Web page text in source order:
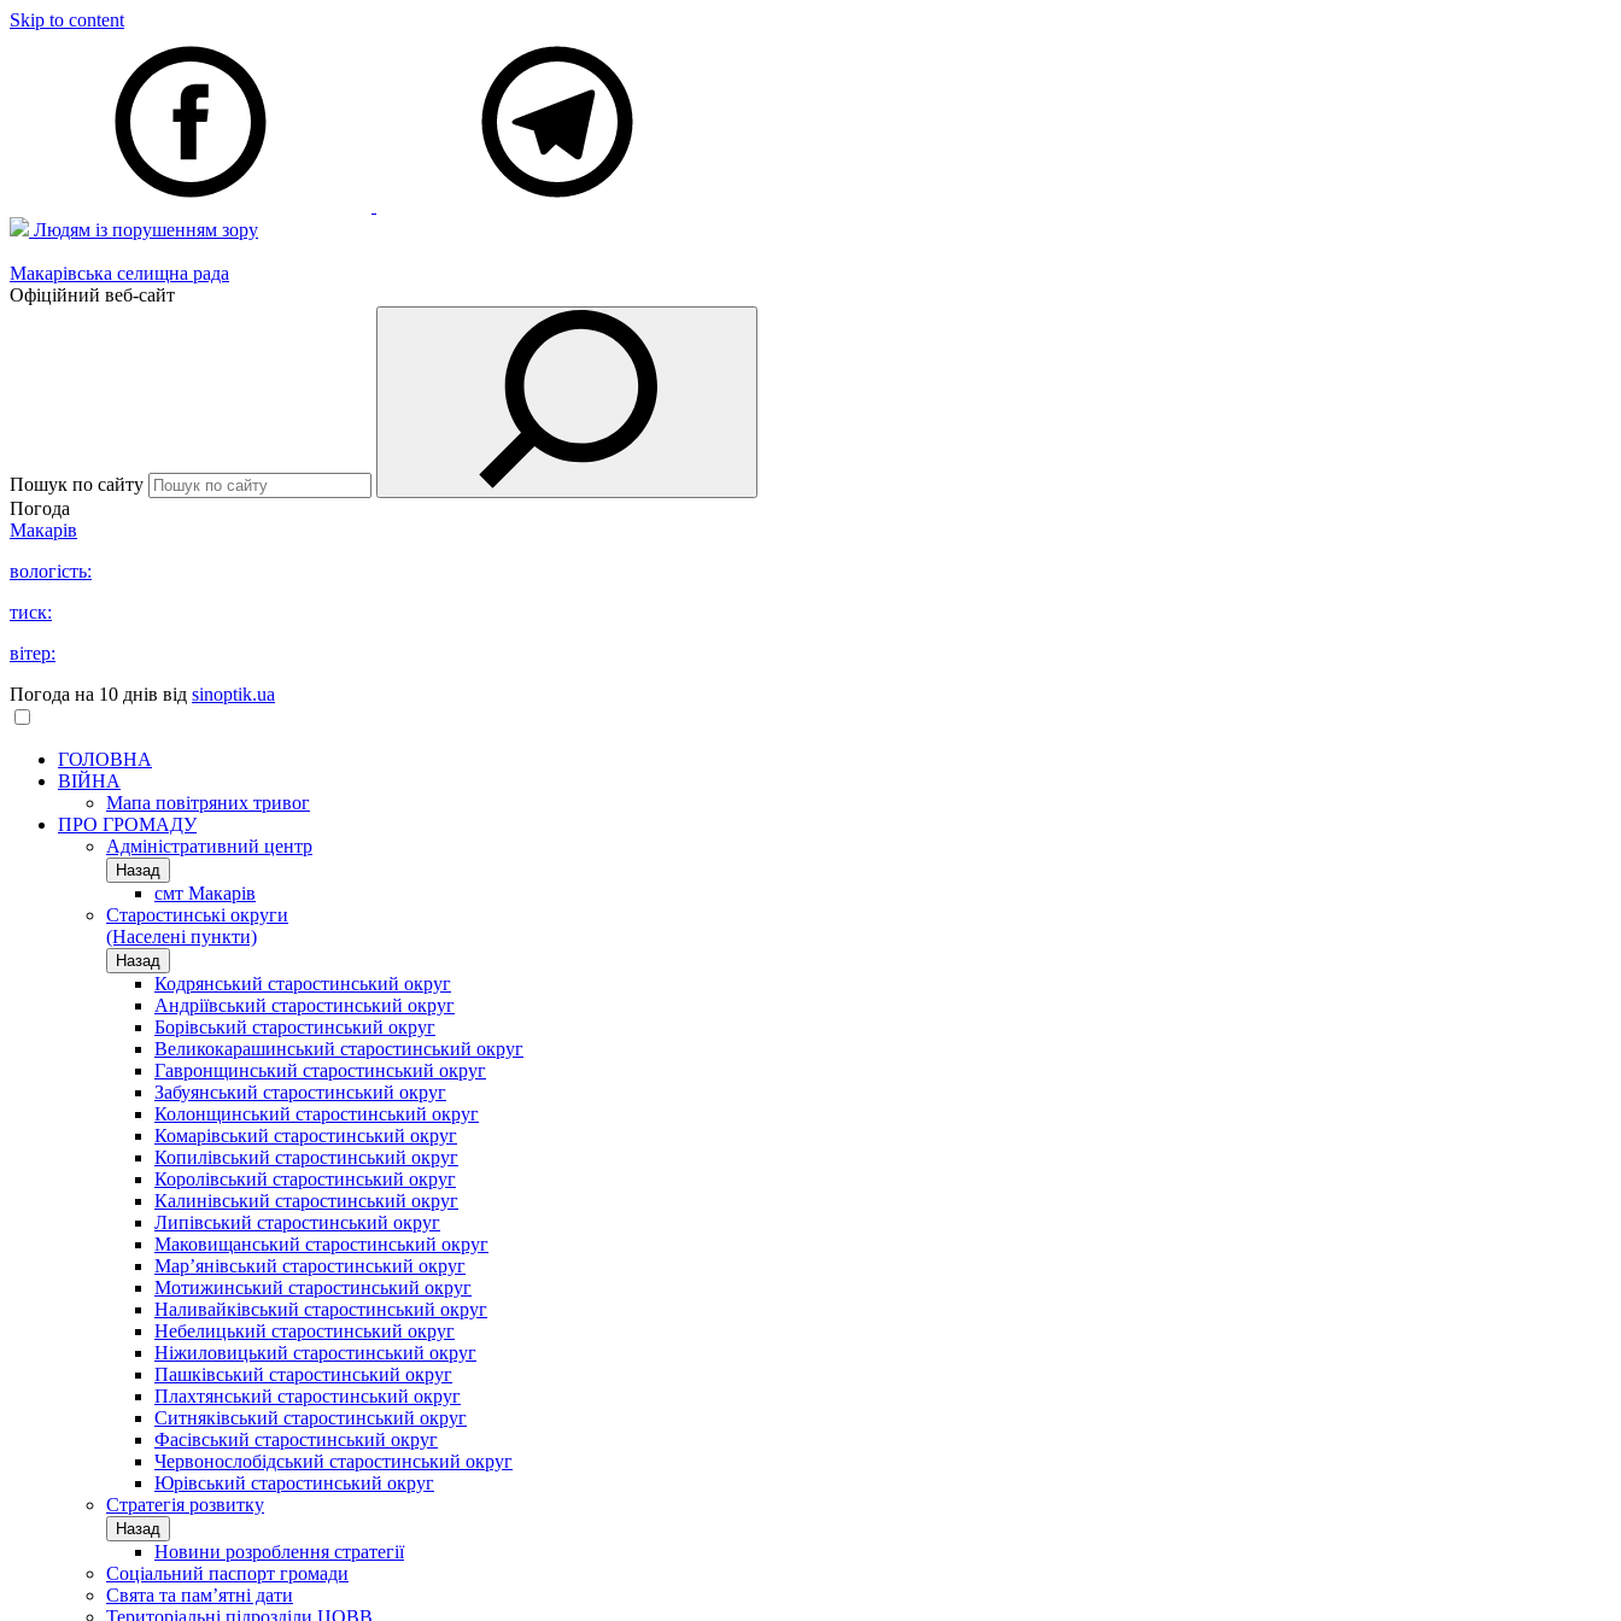
Skip to content
Людям із порушенням зору
Макарівська селищна рада
Офіційний веб-сайт
Пошук по сайту
Погода
Макарів
вологість:
тиск:
вітер:
Погода на 10 днів від sinoptik.ua
ГОЛОВНА
ВІЙНА
Мапа повітряних тривог
ПРО ГРОМАДУ
Aдміністративний центр
Назад
смт Макарів
Старостинські округи
(Населені пункти)
Назад
Кодрянський старостинський округ
Андріївський старостинський округ
Борівський старостинський округ
Великокарашинський старостинський округ
Гавронщинський старостинський округ
Забуянський старостинський округ
Колонщинський старостинський округ
Комарівський старостинський округ
Копилівський старостинський округ
Королівський старостинський округ
Калинівський старостинський округ
Липівський старостинський округ
Маковищанський старостинський округ
Мар’янівський старостинський округ
Мотижинський старостинський округ
Наливайківський старостинський округ
Небелицький старостинський округ
Ніжиловицький старостинський округ
Пашківський старостинський округ
Плахтянський старостинський округ
Ситняківський старостинський округ
Фасівський старостинський округ
Червонослобідський старостинський округ
Юрівський старостинський округ
Стратегія розвитку
Назад
Новини розроблення стратегії
Соціальний паспорт громади
Свята та пам’ятні дати
Територіальні підрозділи ЦОВВ